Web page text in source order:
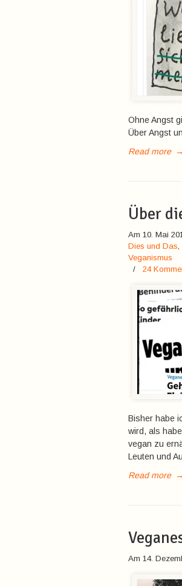
Ohne Angst
Über Angst
Read more →
Über
Am 10. Mai
Dies und Das,
Veganismus
/ 24
Bisher habe
wird, als
vegan zu
Leuten und
Read more →
Am 14.